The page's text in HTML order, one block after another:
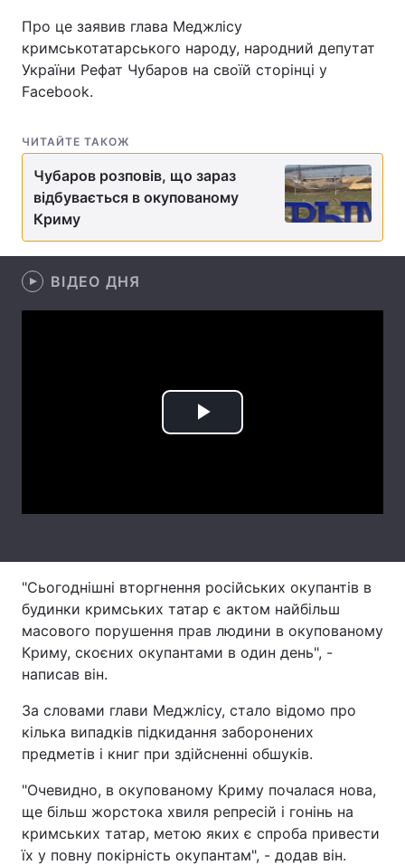
Спорт Наука
Техно і зв'язок Лайт
Зброя
Здоров'я
Цікавинки Погода
Екологія
Вакансії
Тема оформлення
Про це заявив глава Меджлісу
кримськотатарського народу, народний депутат
України Рефат Чубаров на своїй сторінці у
Facebook.
ЧИТАЙТЕ ТАКОЖ
Чубаров розповів, що зараз
відбувається в окупованому
Криму
ВІДЕО ДНЯ
Play
"Сьогоднішні вторгнення російських окупантів в
будинки кримських татар є актом найбільш
масового порушення прав людини в окупованому
Криму, скоєних окупантами в один день", -
написав він.
За словами глави Меджлісу, стало відомо про
кілька випадків підкидання заборонених
предметів і книг при здійсненні обшуків.
"Очевидно, в окупованому Криму почалася нова,
ще більш жорстока хвиля репресій і гонінь на
кримських татар, метою яких є спроба привести
їх у повну покірність окупантам", - додав він.